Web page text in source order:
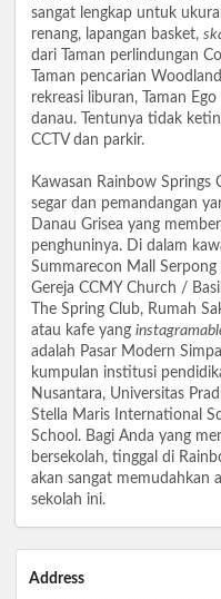
sangat lengkap untuk
renang, lapangan basket,
dari Taman perlindungan
Taman pencarian
rekreasi liburan, Taman
danau. Tentunya tidak
CCTV dan parkir.
Kawasan Rainbow Springs
segar dan pemandangan
Danau Grisea yang
penghuninya. Di dalam
Summarecon Mall Serpong
Gereja CCMY Church /
The Spring Club, Rumah
atau kafe yang
adalah Pasar Modern
kumpulan institusi
Nusantara, Universitas
Stella Maris International
School. Bagi Anda yang
bersekolah, tinggal di
akan sangat memudahkan
sekolah ini.
Address